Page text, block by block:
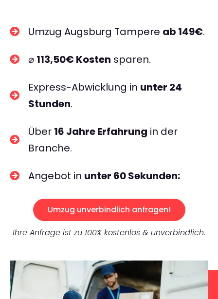
Umzug Augsburg Tampere ab 149€.
⌀ 113,50€ Kosten sparen.
Express-Abwicklung in unter 24
Stunden.
Über 16 Jahre Erfahrung in der
Branche.
Angebot in unter 60 Sekunden:
Umzug unverbindlich anfragen!
Ihre Anfrage ist zu 100% kostenlos & unverbindlich.